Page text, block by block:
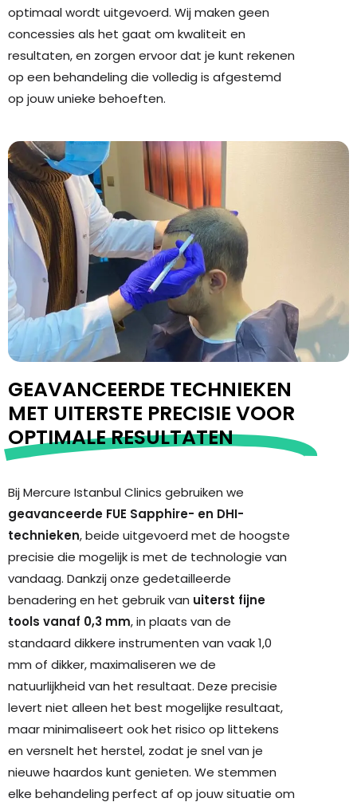
optimaal wordt uitgevoerd. Wij maken geen
concessies als het gaat om kwaliteit en
resultaten, en zorgen ervoor dat je kunt rekenen
op een behandeling die volledig is afgestemd
op jouw unieke behoeften.
GEAVANCEERDE TECHNIEKEN
MET UITERSTE PRECISIE VOOR
OPTIMALE RESULTATEN
Bij Mercure Istanbul Clinics gebruiken we
geavanceerde FUE Sapphire- en DHI-
technieken, beide uitgevoerd met de hoogste
precisie die mogelijk is met de technologie van
vandaag. Dankzij onze gedetailleerde
benadering en het gebruik van uiterst fijne
tools vanaf 0,3 mm, in plaats van de
standaard dikkere instrumenten van vaak 1,0
mm of dikker, maximaliseren we de
natuurlijkheid van het resultaat. Deze precisie
levert niet alleen het best mogelijke resultaat,
maar minimaliseert ook het risico op littekens
en versnelt het herstel, zodat je snel van je
nieuwe haardos kunt genieten. We stemmen
elke behandeling perfect af op jouw situatie om